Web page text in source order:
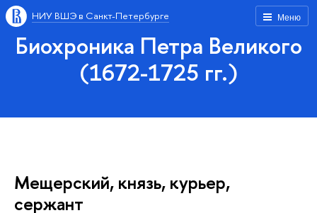
Меню
НИУ ВШЭ в Санкт-Петербурге
Биохроника Петра Великого
(1672-1725 гг.)
Мещерский, князь, курьер,
сержант